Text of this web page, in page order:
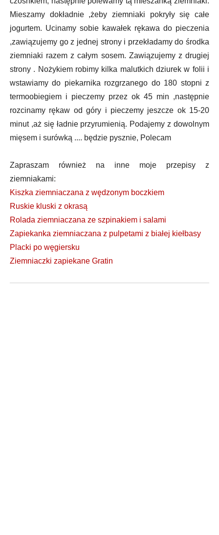
Mieszamy dokładnie ,żeby ziemniaki pokryły się całe
jogurtem. Ucinamy sobie kawałek rękawa do pieczenia
,zawiązujemy go z jednej strony i przekładamy do środka
ziemniaki razem z całym sosem. Zawiązujemy z drugiej
strony . Nożykiem robimy kilka malutkich dziurek w folii i
wstawiamy do piekarnika rozgrzanego do 180 stopni z
termoobiegiem i pieczemy przez ok 45 min ,następnie
rozcinamy rękaw od góry i pieczemy jeszcze ok 15-20
minut ,aż się ładnie przyrumienią. Podajemy z dowolnym
mięsem i surówką .... będzie pysznie, Polecam
Zapraszam również na inne moje przepisy z
ziemniakami:
Kiszka ziemniaczana z wędzonym boczkiem
Ruskie kluski z okrasą
Rolada ziemniaczana ze szpinakiem i salami
Zapiekanka ziemniaczana z pulpetami z białej kiełbasy
Placki po węgiersku
Ziemniaczki zapiekane Gratin